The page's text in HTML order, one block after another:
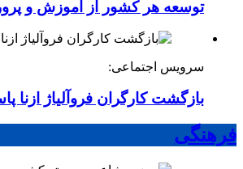
توسعه هر کشور از آموزش و
سرویس اجتماعی:
بازگشت کارگران فروآلیاژ ازنا
فرهنگی